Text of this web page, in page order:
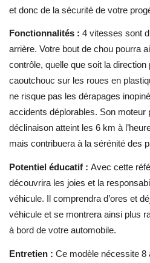
et donc de la sécurité de votre
Fonctionnalités : 4 vitesses sont
arrière. Votre bout de chou pourra
contrôle, quelle que soit la
caoutchouc sur les roues en
ne risque pas les dérapages
accidents déplorables. Son moteur
déclinaison atteint les 6 km à
mais contribuera à la sérénité des
Potentiel éducatif : Avec cette
découvrira les joies et la
véhicule. Il comprendra d’ores et
véhicule et se montrera ainsi plus
à bord de votre automobile.
Entretien : Ce modèle nécessite 8